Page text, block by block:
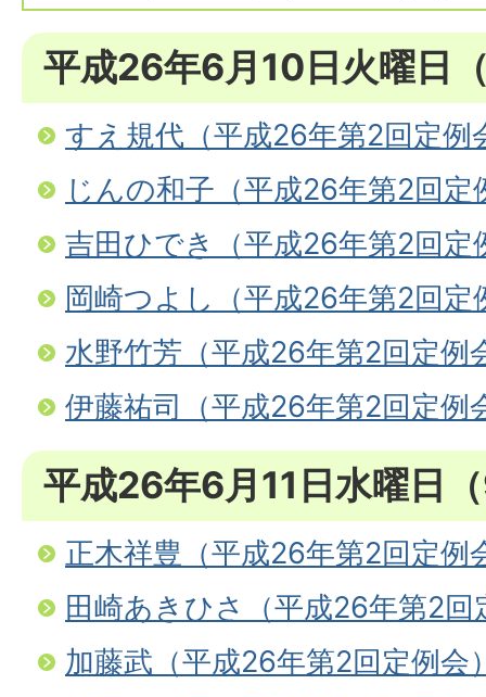
平成26年6月10日火曜日
すえ規代（平成26年第2回定例
じんの和子（平成26年第2回定
吉田ひでき（平成26年第2回定
岡崎つよし（平成26年第2回定
水野竹芳（平成26年第2回定例
伊藤祐司（平成26年第2回定例
平成26年6月11日水曜日
正木祥豊（平成26年第2回定例
田崎あきひさ（平成26年第2回
加藤武（平成26年第2回定例会